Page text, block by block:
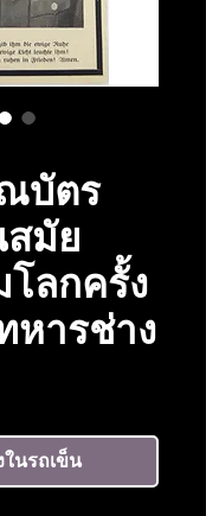
บัตร
สมัย
โลกครั้ง
หารช่าง
ในรถเข็น